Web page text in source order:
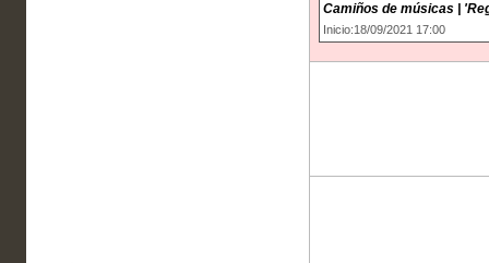
Camiños de músicas |
Inicio:18/09/2021 17:00